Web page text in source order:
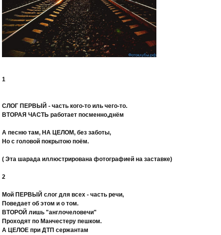
1
СЛОГ ПЕРВЫЙ - часть кого-то иль чего-то.
ВТОРАЯ ЧАСТЬ работает посменно,днём
А песню там, НА ЦЕЛОМ, без заботы,
Но с головой покрытою поём.
( Эта шарада иллюстрирована фотографией на заставке)
2
Мой ПЕРВЫЙ слог для всех - часть речи,
Поведает об этом и о том.
ВТОРОЙ лишь "англочеловечи"
Проходят по Манчестеру пешком.
А ЦЕЛОЕ при ДТП сержантам